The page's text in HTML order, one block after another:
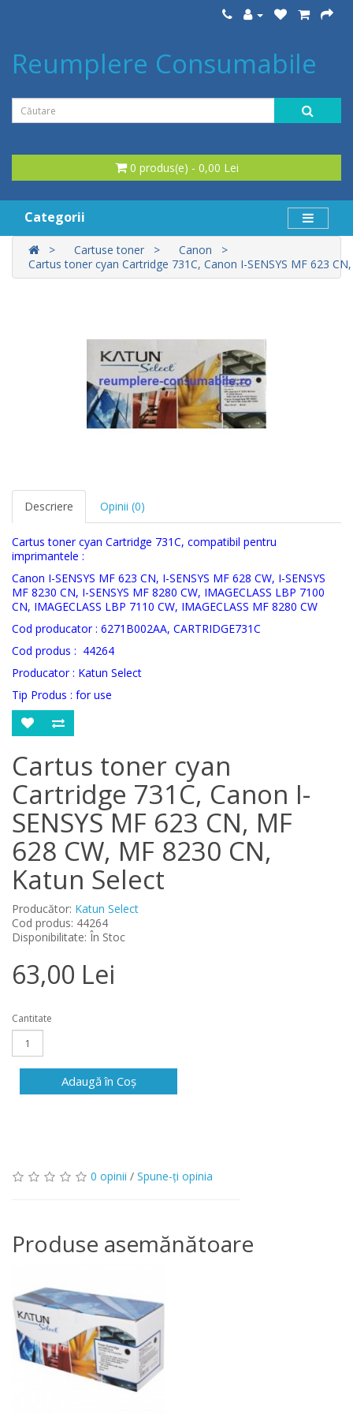
Reumplere Consumabile
0 produs(e) - 0,00 Lei
Categorii
Cartuse toner
Canon
Cartus toner cyan Cartridge 731C, Canon I-SENSYS MF 623
Descriere Opinii (0)
Cartus toner cyan Cartridge 731C, compatibil pentru
imprimantele :
Canon I-SENSYS MF 623 CN, I-SENSYS MF 628 CW, I-SENSYS
MF 8230 CN, I-SENSYS MF 8280 CW, IMAGECLASS LBP 7100
CN, IMAGECLASS LBP 7110 CW, IMAGECLASS MF 8280 CW
Cod producator : 6271B002AA, CARTRIDGE731C
Cod produs : 44264
Producator : Katun Select
Tip Produs : for use
Cartus toner cyan
Cartridge 731C, Canon I-
SENSYS MF 623 CN, MF
628 CW, MF 8230 CN,
Katun Select
Producător: Katun Select
Cod produs: 44264
Disponibilitate: În Stoc
63,00 Lei
Cantitate
Adaugă în Coş
0 opinii / Spune-ţi opinia
Produse asemănătoare